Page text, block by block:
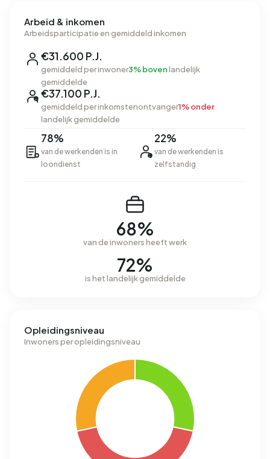
Arbeid & inkomen
Arbeidsparticipatie en gemiddeld inkomen
€31.600 P.J.
gemiddeld per inwoner3% bovenlandelijk
gemiddelde
€37.100 P.J.
gemiddeld per inkomstenontvanger1% onder
landelijk gemiddelde
78%
van de werkenden is in
loondienst
22%
van de werkenden is
zelfstandig
68%
van de inwoners heeft werk
72%
is het landelijk gemiddelde
Opleidingsniveau
Inwoners per opleidingsniveau